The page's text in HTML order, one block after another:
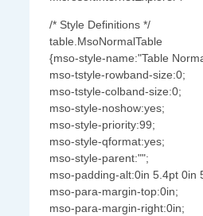
/* Style Definitions */
table.MsoNormalTable
{mso-style-name:"Table
mso-tstyle-rowband-size:0;
mso-tstyle-colband-size:0;
mso-style-noshow:yes;
mso-style-priority:99;
mso-style-qformat:yes;
mso-style-parent:"";
mso-padding-alt:0in 5.4pt 0in
mso-para-margin-top:0in;
mso-para-margin-right:0in;